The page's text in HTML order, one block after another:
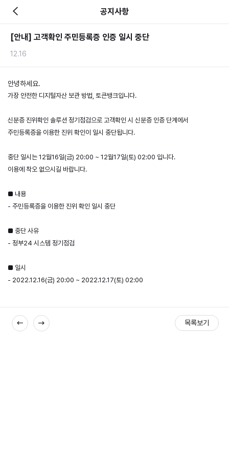
공지사항
[안내] 고객확인 주민등록증 인증 일시 중단
12.16
안녕하세요.
가장 안전한 디지털자산 보관 방법, 토큰뱅크입니다.
신분증 진위확인 솔루션 정기점검으로 고객확인 시 신분증 인증 단계에서
주민등록증을 이용한 진위 확인이 일시 중단됩니다.
중단 일시는 12월16일(금) 20:00 ~ 12월17일(토) 02:00 입니다.
이용에 착오 없으시길 바랍니다.
■ 내용
- 주민등록증을 이용한 진위 확인 일시 중단
■ 중단 사유
- 정부24 시스템 정기점검
■ 일시
- 2022.12.16(금) 20:00 ~ 2022.12.17(토) 02:00
목록보기